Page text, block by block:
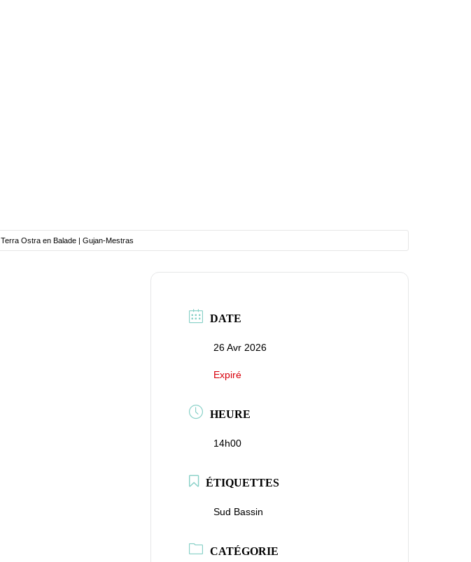
Terra Ostra en Balade | Gujan-Mestras
DATE
26 Avr 2026
Expiré
HEURE
14h00
ÉTIQUETTES
Sud Bassin
CATÉGORIE